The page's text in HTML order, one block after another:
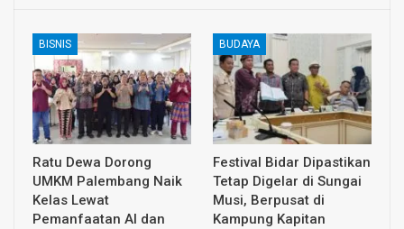
BISNIS
Ratu Dewa Dorong
UMKM Palembang Naik
Kelas Lewat
Pemanfaatan AI dan
BUDAYA
Festival Bidar Dipastikan
Tetap Digelar di Sungai
Musi, Berpusat di
Kampung Kapitan